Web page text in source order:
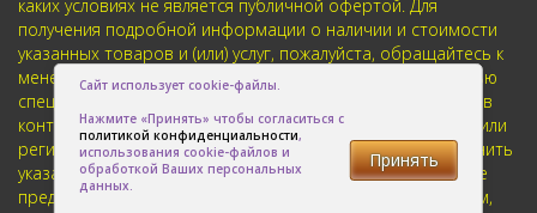
каких условиях не является публичной офертой. Для
получения подробной информации о наличии и стоимости
указанных товаров и (или) услуг, пожалуйста, обращайтесь к
менеджерам отдела клиентского обслуживания с помощью
специальной формы связи или по телефонам указанным в
контактах. Пользуясь (на сайте) формой обратной связи или
регистрацией, Вы соглашаетесь с тем что мы будем хранить
указанную Вами, Вашу персональную информацию. Мы не
предоставляем Вашу личную информацию третьим лицам,
Сайт использует cookie-файлы.
Нажмите «Принять» чтобы согласиться с
политикой конфиденциальности,
использования cookie-файлов и
обработкой Ваших персональных
данных.
Принять